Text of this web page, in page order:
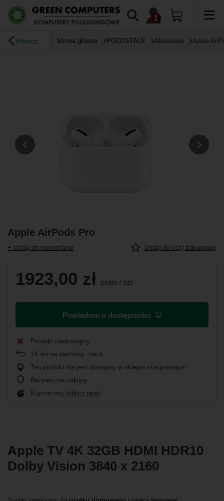
Wstecz Strona główna POZOSTAŁE Akcesoria Apple
Apple AirPods Pro
+ Dodaj do porównania Dodaj do listy zakupowej
1923,00 zł brutto / szt.
Powiadom o dostępności
Produkt niedostępny
14 dni na darmowy zwrot
Ten produkt nie jest dostępny w sklepie stacjonarnym
Bezpieczne zakupy
Kup na raty (oblicz ratę)
Apple TV 4K 32GB HDMI HDR10
Dolby Vision 3840 x 2160